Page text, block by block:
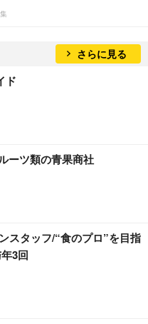
さらに見る
ド
ーツ類の青果商社
スタッフ/“食のプロ”を目指
3回